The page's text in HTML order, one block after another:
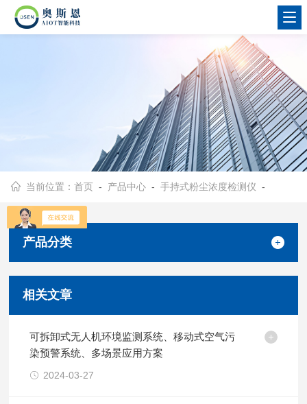
当前位置：首页 - 产品中心 -手持式粉尘浓度检测仪 -
产品分类
相关文章
可拆卸式无人机环境监测系统、移动式空气污
染预警系统、多场景应用方案
2024-03-27